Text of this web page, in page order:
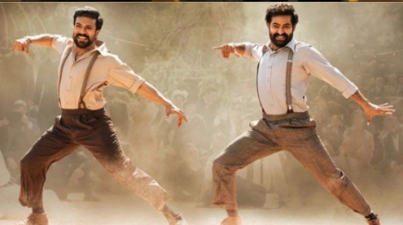
Web Story
भारत की फिल्म RRR के
गाने नाटु-नाटु को ऑस्कर
अवॉर्ड मिल गया है।